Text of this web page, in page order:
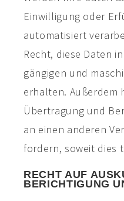
Einwilligung oder
automatisiert
Recht, diese Daten
gängigen und
erhalten. Außerdem
Übertragung und
an einen anderen
fordern, soweit dies
RECHT AUF
BERICHTIGUNG